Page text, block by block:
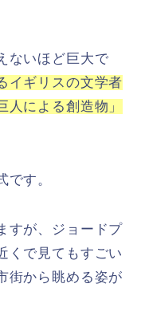
ないほど巨大で
イギリスの文学者
による創造物」
す。
すが、ジョードプ
くで見てもすごい
街から眺める姿が